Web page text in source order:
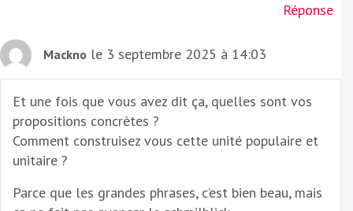
Réponse
Mackno le 3 septembre 2025 à 14:03
Et une fois que vous avez dit ça, quelles sont vos
propositions concrètes ?
Comment construisez vous cette unité populaire et
unitaire ?
Parce que les grandes phrases, c’est bien beau, mais